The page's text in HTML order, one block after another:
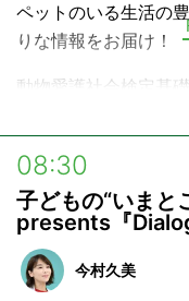
ペットのいる生活の
りな情報をお届け！
動物愛護社会検定基
【DOG BLESS YOU
情報を発信している
ともこが、リスナー
の楽しさ、豊かさを
に行けるスポットの
していると心配な災
08:30
子どもの“いまと
presents『
今村久美